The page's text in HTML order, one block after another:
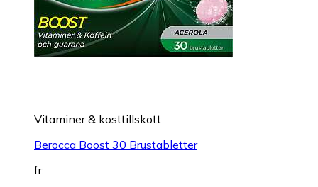
Vitaminer & kosttillskott
Berocca Boost 30 Brustabletter
fr.